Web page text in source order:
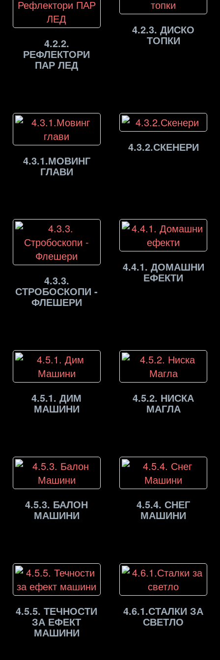
4.2.2.
РЕФЛЕКТОРИ
ПАР ЛЕД
4.2.3. ДИСКО
ТОПКИ
4.3.1.МОВИНГ
ГЛАВИ
4.3.2.СКЕНЕРИ
4.3.3.
СТРОБОСКОПИ -
ФЛЕШЕРИ
4.4.1. ДОМАШНИ
ЕФЕКТИ
4.5.1. ДИМ
МАШИНИ
4.5.2. НИСКА
МАГЛА
4.5.3. БАЛОН
МАШИНИ
4.5.4. СНЕГ
МАШИНИ
4.5.5. ТЕЧНОСТИ
ЗА ЕФЕКТ
МАШИНИ
4.6.1.СТАЛКИ ЗА
СВЕТЛО